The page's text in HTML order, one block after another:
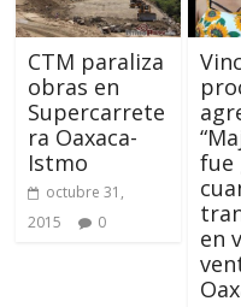
CTM paraliza
obras en
Supercarrete
ra Oaxaca-
Istmo
octubre 31,
2015
0
fue
en